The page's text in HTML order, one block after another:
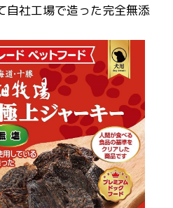
自社工場で造った完全無添